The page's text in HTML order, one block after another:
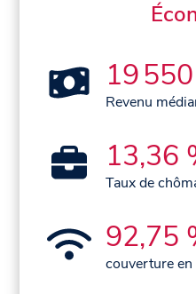
19
Revenu
13,36
Taux de
92,75
couverture